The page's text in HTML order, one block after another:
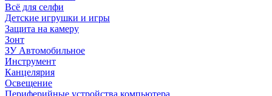
Всё для селфи
Детские игрушки и игры
Защита на камеру
Зонт
ЗУ Автомобильное
Инструмент
Канцелярия
Освещение
Периферийные устройства компьютера